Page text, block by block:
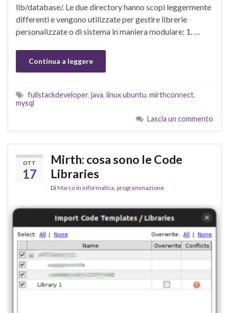
lib/database/. Le due directory hanno scopi leggermente
differenti e vengono utilizzate per gestire librerie
personalizzate o di sistema in maniera modulare: 1. …
Continua a leggere
fullstackdeveloper, java, linux ubuntu, mirthconnect,
mysql
Lascia un commento
OTT
17
Mirth: cosa sono le Code
Libraries
DiMarcoin informatica programmazione